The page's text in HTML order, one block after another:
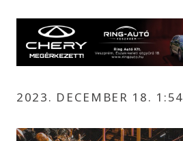
2023. DECEMBER 18. 1:54